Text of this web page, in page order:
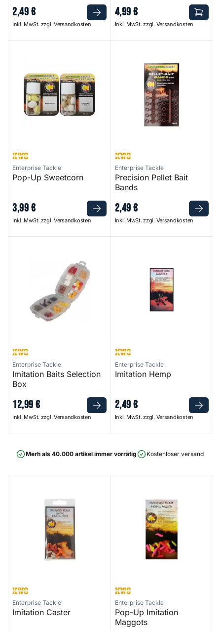
2,49€
Inkl. MwSt. zzgl. Versandkosten
4,99€
Inkl. MwSt. zzgl. Versandkosten
Enterprise Tackle
Pop-Up Sweetcorn
3,99€
Inkl. MwSt. zzgl. Versandkosten
Enterprise Tackle
Precision Pellet Bait
Bands
2,49€
Inkl. MwSt. zzgl. Versandkosten
Enterprise Tackle
Imitation Baits Selection
Box
12,99€
Inkl. MwSt. zzgl. Versandkosten
Enterprise Tackle
Imitation Hemp
2,49€
Inkl. MwSt. zzgl. Versandkosten
Merh als 40.000 artikel immer vorrätig Kostenloser versand ab
Enterprise Tackle
Imitation Caster
Enterprise Tackle
Pop-Up Imitation
Maggots